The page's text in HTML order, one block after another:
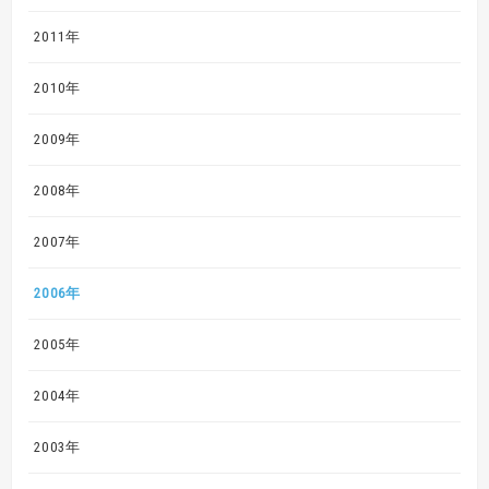
2011年
2010年
2009年
2008年
2007年
2006年
2005年
2004年
2003年